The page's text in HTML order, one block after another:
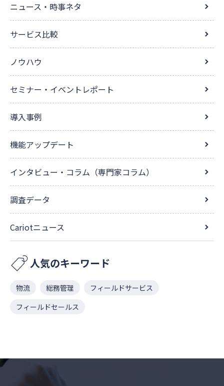
ニュース・時事ネタ
サービス比較
ノウハウ
セミナー・イベントレポート
導入事例
機能アップデート
インタビュー・コラム（専門家コラム）
調査データ
Cariotニュース
人気のキーワード
物流 総務管理
フィールドサービス
フィールドセールス